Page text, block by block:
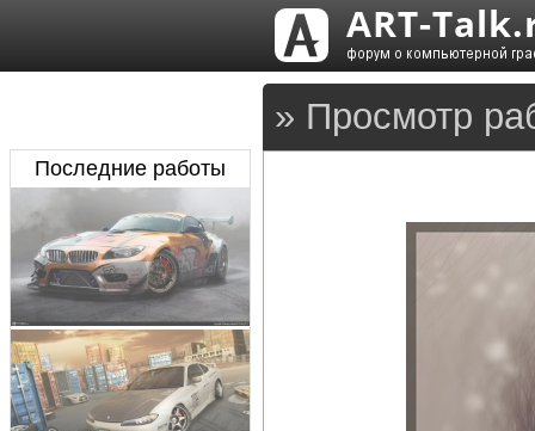
» Просмотр
Последние работы